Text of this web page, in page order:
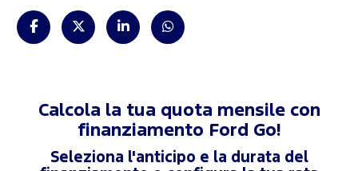
Calcola la tua quota mensile con
finanziamento Ford Go!
Seleziona l'anticipo e la durata del